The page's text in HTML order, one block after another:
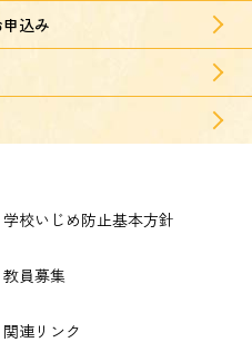
込み
学校いじめ防止基本方針
教員募集
関連リンク